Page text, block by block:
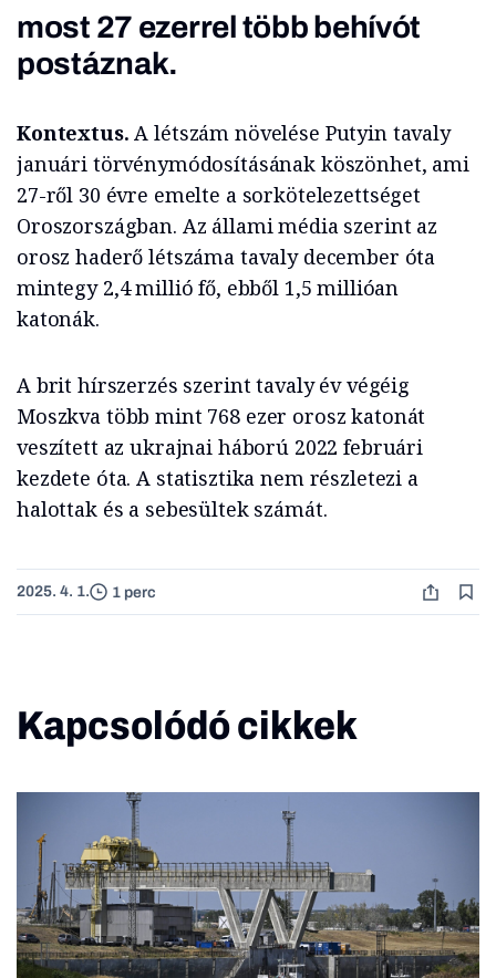
most 27 ezerrel több behívót
postáznak.
Kontextus. A létszám növelése Putyin tavaly
januári törvénymódosításának köszönhet, ami
27-ről 30 évre emelte a sorkötelezettséget
Oroszországban. Az állami média szerint az
orosz haderő létszáma tavaly december óta
mintegy 2,4 millió fő, ebből 1,5 millióan
katonák.
A brit hírszerzés szerint tavaly év végéig
Moszkva több mint 768 ezer orosz katonát
veszített az ukrajnai háború 2022 februári
kezdete óta. A statisztika nem részletezi a
halottak és a sebesültek számát.
2025. 4. 1. 1 perc
Kapcsolódó cikkek